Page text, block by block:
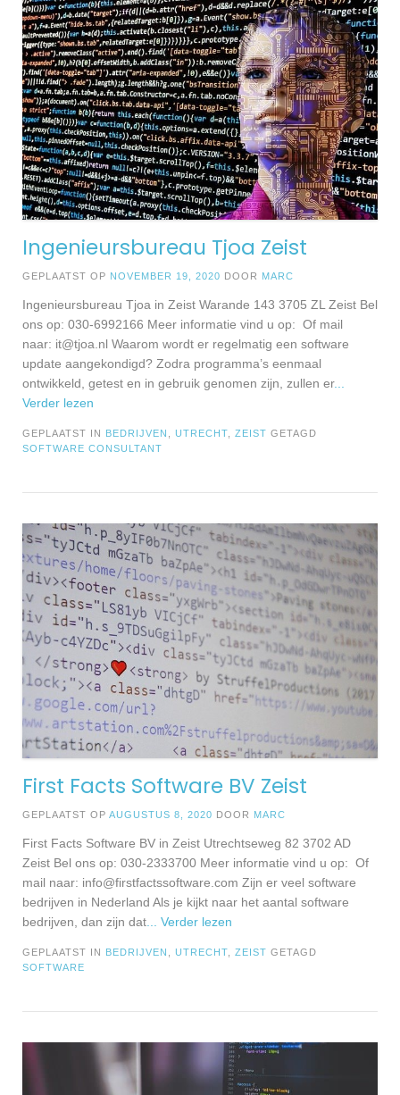
Ingenieursbureau Tjoa Zeist
GEPLAATST OP NOVEMBER 19, 2020 DOOR MARC
Ingenieursbureau Tjoa in Zeist Warande 143 3705 ZL Zeist Bel
ons op: 030-6992166 Meer informatie vind u op: Of mail
naar: it@tjoa.nl Waarom wordt er regelmatig een software
update aangekondigd? Zodra programma’s eenmaal
ontwikkeld, getest en in gebruik genomen zijn, zullen er...
Verder lezen
GEPLAATST IN BEDRIJVEN UTRECHT ZEIST GETAGD
SOFTWARE CONSULTANT
First Facts Software BV Zeist
GEPLAATST OP AUGUSTUS 8, 2020 DOOR MARC
First Facts Software BV in Zeist Utrechtseweg 82 3702 AD
Zeist Bel ons op: 030-2333700 Meer informatie vind u op: Of
mail naar: info@firstfactssoftware.com Zijn er veel software
bedrijven in Nederland Als je kijkt naar het aantal software
bedrijven, dan zijn dat ... Verder lezen
GEPLAATST IN BEDRIJVEN UTRECHT ZEIST GETAGD
SOFTWARE